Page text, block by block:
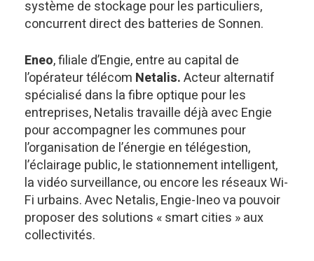
système de stockage pour les particuliers,
concurrent direct des batteries de Sonnen.
Eneo, filiale d’Engie, entre au capital de
l’opérateur télécom Netalis.Acteur alternatif
spécialisé dans la fibre optique pour les
entreprises, Netalis travaille déjà avec Engie
pour accompagner les communes pour
l’organisation de l’énergie en télégestion,
l’éclairage public, le stationnement intelligent,
la vidéo surveillance, ou encore les réseaux Wi-
Fi urbains. Avec Netalis, Engie-Ineo va pouvoir
proposer des solutions « smart cities » aux
collectivités.